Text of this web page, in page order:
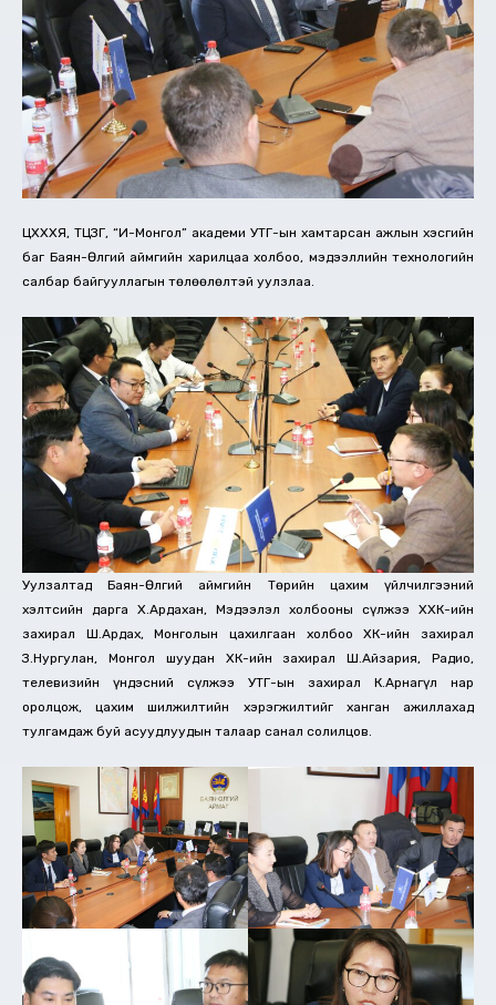
ЦХХХЯ, ТЦҮЗГ, “И-Монгол” академи УТҮГ-ын хамтарсан ажлын хэсгийн
баг Баян-Өлгий аймгийн харилцаа холбоо, мэдээллийн технологийн
салбар байгууллагын төлөөлөлтэй уулзлаа.
Уулзалтад Баян-Өлгий аймгийн Төрийн цахим үйлчилгээний
хэлтсийн дарга Х.Ардахан, Мэдээлэл холбооны сүлжээ ХХК-ийн
захирал Ш.Ардах, Монголын цахилгаан холбоо ХК-ийн захирал
З.Нургулан, Монгол шуудан ХК-ийн захирал Ш.Айзария, Радио,
телевизийн үндэсний сүлжээ УТҮГ-ын захирал К.Арнагүл нар
оролцож, цахим шилжилтийн хэрэгжилтийг ханган ажиллахад
тулгамдаж буй асуудлуудын талаар санал солилцов.